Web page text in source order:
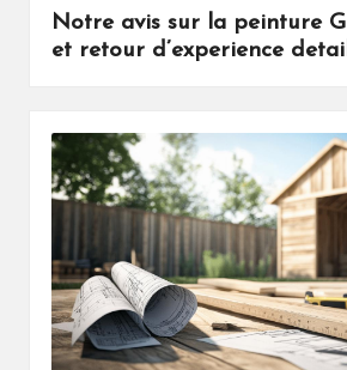
Notre avis sur la peinture
et retour d’experience